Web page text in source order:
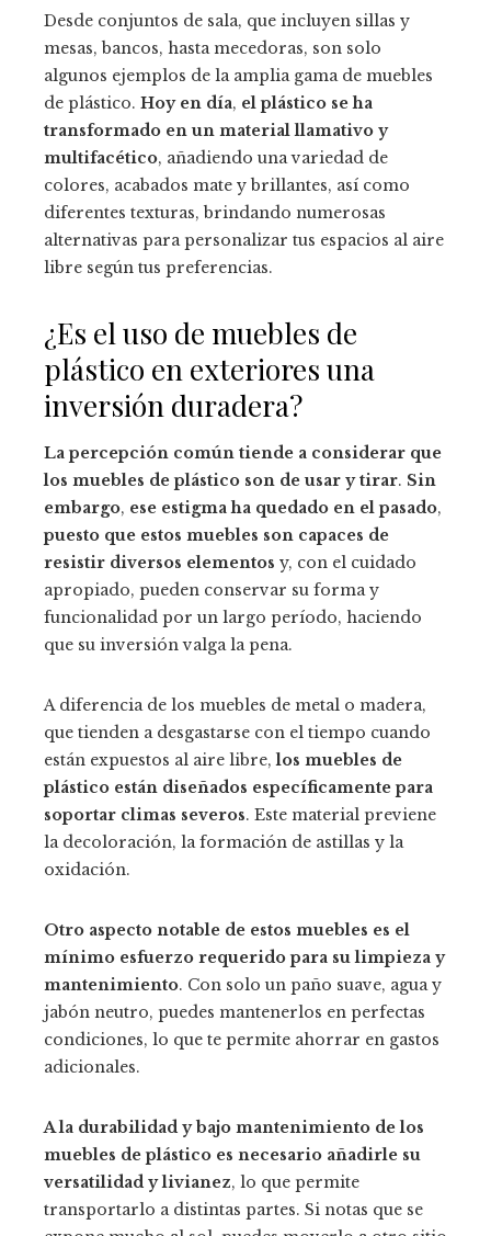
Desde conjuntos de sala, que incluyen sillas y
mesas, bancos, hasta mecedoras, son solo
algunos ejemplos de la amplia gama de muebles
de plástico. Hoy en día, el plástico se ha
transformado en un material llamativo y
multifacético, añadiendo una variedad de
colores, acabados mate y brillantes, así como
diferentes texturas, brindando numerosas
alternativas para personalizar tus espacios al aire
libre según tus preferencias.
¿Es el uso de muebles de
plástico en exteriores una
inversión duradera?
La percepción común tiende a considerar que
los muebles de plástico son de usar y tirar. Sin
embargo, ese estigma ha quedado en el pasado,
puesto que estos muebles son capaces de
resistir diversos elementos y, con el cuidado
apropiado, pueden conservar su forma y
funcionalidad por un largo período, haciendo
que su inversión valga la pena.
A diferencia de los muebles de metal o madera,
que tienden a desgastarse con el tiempo cuando
están expuestos al aire libre,los muebles de
plástico están diseñados específicamente para
soportar climas severos. Este material previene
la decoloración, la formación de astillas y la
oxidación.
Otro aspecto notable de estos muebles es el
mínimo esfuerzo requerido para su limpieza y
mantenimiento. Con solo un paño suave, agua y
jabón neutro, puedes mantenerlos en perfectas
condiciones, lo que te permite ahorrar en gastos
adicionales.
A la durabilidad y bajo mantenimiento de los
muebles de plástico es necesario añadirle su
versatilidad y livianez, lo que permite
transportarlo a distintas partes. Si notas que se